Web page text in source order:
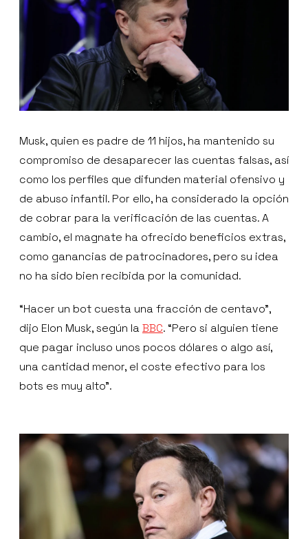
Musk, quien es padre de 11 hijos, ha mantenido su
compromiso de desaparecer las cuentas falsas, así
como los perfiles que difunden material ofensivo y
de abuso infantil. Por ello, ha considerado la opción
de cobrar para la verificación de las cuentas. A
cambio, el magnate ha ofrecido beneficios extras,
como ganancias de patrocinadores, pero su idea
no ha sido bien recibida por la comunidad.
“Hacer un bot cuesta una fracción de centavo”,
dijo Elon Musk, según laBBC. “Pero si alguien tiene
que pagar incluso unos pocos dólares o algo así,
una cantidad menor, el coste efectivo para los
bots es muy alto”.